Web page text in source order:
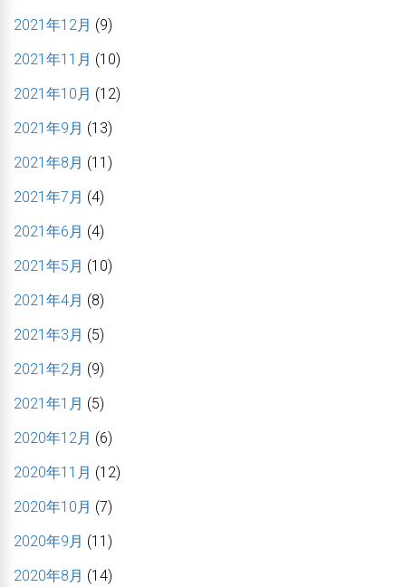
2021年12月 (9)
2021年11月 (10)
2021年10月 (12)
2021年9月 (13)
2021年8月 (11)
2021年7月 (4)
2021年6月 (4)
2021年5月 (10)
2021年4月 (8)
2021年3月 (5)
2021年2月 (9)
2021年1月 (5)
2020年12月 (6)
2020年11月 (12)
2020年10月 (7)
2020年9月 (11)
2020年8月 (14)